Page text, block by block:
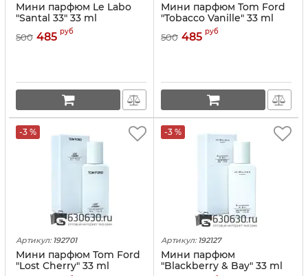
Мини парфюм Le Labo
"Santal 33" 33 ml
500 485 руб
Мини парфюм Tom Ford
"Tobacco Vanille" 33 ml
500 485 руб
-3 %
Артикул: 192701
Мини парфюм Tom Ford
"Lost Cherry" 33 ml
-3 %
Артикул: 192127
Мини парфюм
"Blackberry & Bay" 33 ml